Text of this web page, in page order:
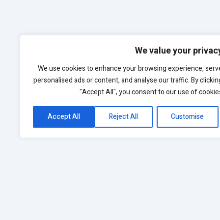
We value your
We use cookies to enhance your browsing experience,
personalised ads or content, and analyse our traffic. By
"Accept All", you consent to our use of
Customise
Reject All
Accept All